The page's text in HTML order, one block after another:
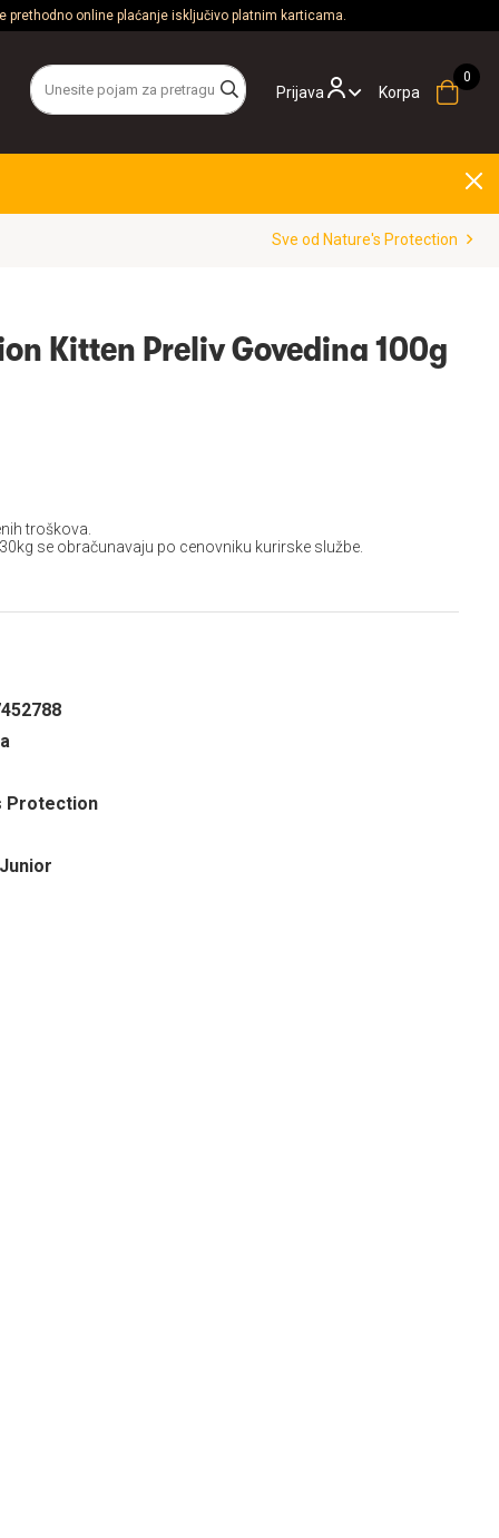
prethodno online plaćanje isključivo platnim karticama.
Prijava Korpa
Sve od Nature's Protection
Kitten Preliv Govedina 100g
troškova.
se obračunavaju po cenovniku kurirske službe.
Protection